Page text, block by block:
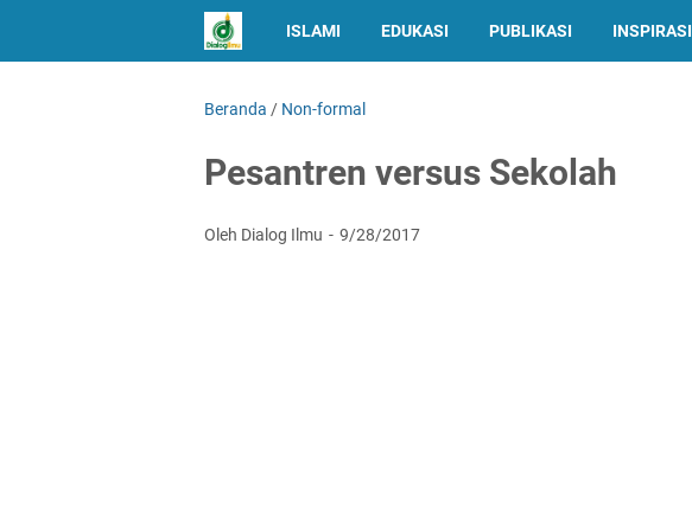
ISLAMI EDUKASI PUBLIKASI INSPIRASI
Beranda / Non-formal
Pesantren versus Sekolah
Oleh Dialog Ilmu 9/28/2017